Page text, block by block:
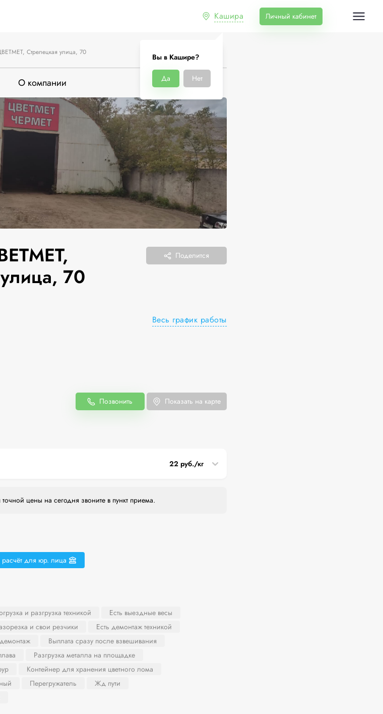
Кашира
Вы в Кашире?
Да Нет
Личный кабинет
Стрелецкая улица, 70
О компании
70
Поделится
Весь график работы
Позвонить Показать на карте
22 руб./кг
цены на сегодня звоните в пункт приема.
для юр. лица
и разгрузка техникой
Есть выездные весы
и свои резчики
Есть демонтаж техникой
Выплата сразу после взвешивания
Разгрузка металла на площадке
Контейнер для хранения цветного лома
Перегружатель
Жд пути